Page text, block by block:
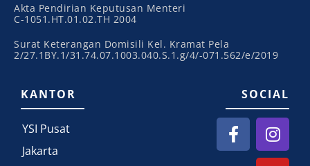
Akta Pendirian Keputusan Menteri
C-1051.HT.01.02.TH 2004
Surat Keterangan Domisili Kel. Kramat Pela
2/27.1BY.1/31.74.07.1003.040.S.1.g/4/-071.562/e/2019
KANTOR
YSI Pusat
Jakarta
SOCIAL